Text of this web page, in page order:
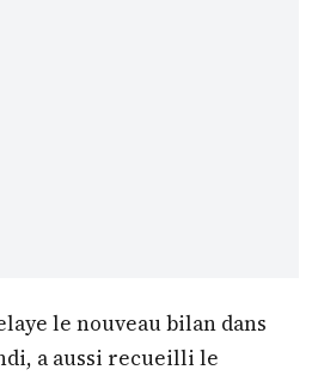
le nouveau bilan dans
a aussi recueilli le